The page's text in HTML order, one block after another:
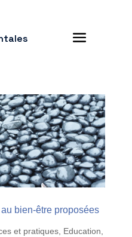
bien-être proposées
et pratiques, Education,